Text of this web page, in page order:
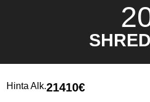
Hinta Alk.21410€